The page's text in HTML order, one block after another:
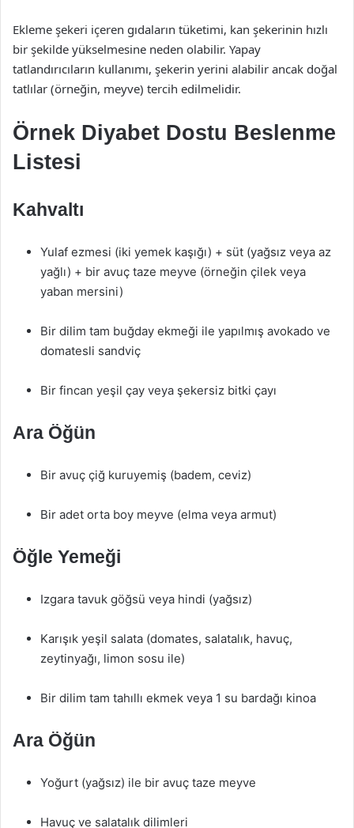
Ekleme şekeri içeren gıdaların tüketimi, kan şekerinin hızlı
bir şekilde yükselmesine neden olabilir. Yapay
tatlandırıcıların kullanımı, şekerin yerini alabilir ancak doğal
tatlılar (örneğin, meyve) tercih edilmelidir.
Örnek Diyabet Dostu Beslenme
Listesi
Kahvaltı
Yulaf ezmesi (iki yemek kaşığı) + süt (yağsız veya az
yağlı) + bir avuç taze meyve (örneğin çilek veya
yaban mersini)
Bir dilim tam buğday ekmeği ile yapılmış avokado ve
domatesli sandviç
Bir fincan yeşil çay veya şekersiz bitki çayı
Ara Öğün
Bir avuç çiğ kuruyemiş (badem, ceviz)
Bir adet orta boy meyve (elma veya armut)
Öğle Yemeği
Izgara tavuk göğsü veya hindi (yağsız)
Karışık yeşil salata (domates, salatalık, havuç,
zeytinyağı, limon sosu ile)
Bir dilim tam tahıllı ekmek veya 1 su bardağı kinoa
Ara Öğün
Yoğurt (yağsız) ile bir avuç taze meyve
Havuç ve salatalık dilimleri